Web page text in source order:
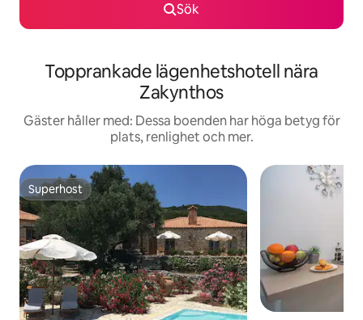
Sök
Topprankade lägenhetshotell nära
Zakynthos
Gäster håller med: Dessa boenden har höga betyg för
plats, renlighet och mer.
Superhost
Superhost